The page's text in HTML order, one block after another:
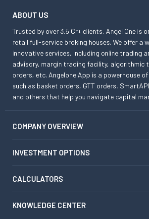
ABOUT US
Trusted by over 3.5 Cr+ clients, Angel One is
retail full-service broking houses. We offer a
innovative services, including online trading
advisory, margin trading facility, algorithmic
orders, etc. Angelone App is a powerhouse
such as basket orders, GTT orders,
and others that help you navigate capital
COMPANY OVERVIEW
INVESTMENT OPTIONS
CALCULATORS
KNOWLEDGE CENTER